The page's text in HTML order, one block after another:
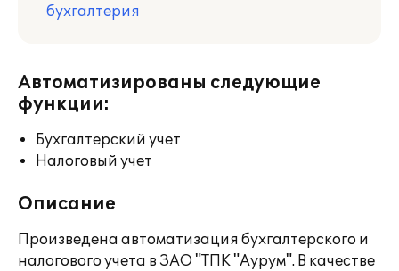
бухгалтерия
Автоматизированы следующие
функции:
Бухгалтерский учет
Налоговый учет
Описание
Произведена автоматизация бухгалтерского и
налогового учета в ЗАО "ТПК "Аурум". В качестве